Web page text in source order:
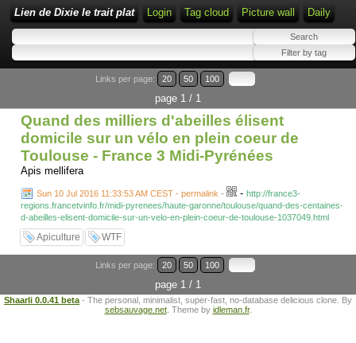
Lien de Dixie le trait plat Login Tag cloud Picture wall Daily
Links per page: 20 50 100
page 1 / 1
Quand des milliers d'abeilles élisent
domicile sur un vélo en plein coeur de
Toulouse - France 3 Midi-Pyrénées
Apis mellifera
Sun 10 Jul 2016 11:33:53 AM CEST - permalink - - http://france3-
regions.francetvinfo.fr/midi-pyrenees/haute-garonne/toulouse/quand-des-centaines-
d-abeilles-elisent-domicile-sur-un-velo-en-plein-coeur-de-toulouse-1037049.html
Apiculture WTF
Links per page: 20 50 100
page 1 / 1
Shaarli 0.0.41 beta - The personal, minimalist, super-fast, no-database delicious clone. By
sebsauvage.net. Theme by idleman.fr.